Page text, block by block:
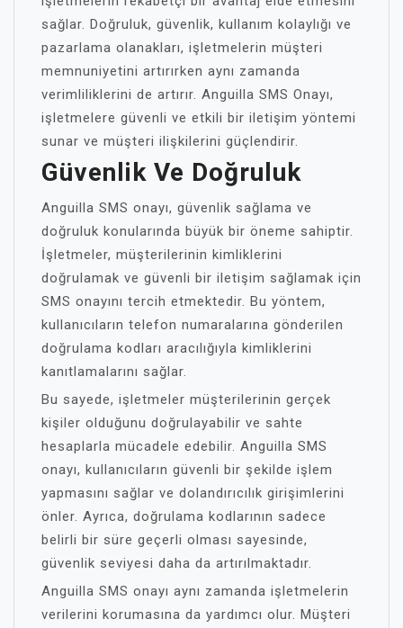
sağlar. Doğruluk, güvenlik, kullanım kolaylığı ve
pazarlama olanakları, işletmelerin müşteri
memnuniyetini artırırken aynı zamanda
verimliliklerini de artırır. Anguilla SMS Onayı,
işletmelere güvenli ve etkili bir iletişim yöntemi
sunar ve müşteri ilişkilerini güçlendirir.
Güvenlik Ve Doğruluk
Anguilla SMS onayı, güvenlik sağlama ve
doğruluk konularında büyük bir öneme sahiptir.
İşletmeler, müşterilerinin kimliklerini
doğrulamak ve güvenli bir iletişim sağlamak için
SMS onayını tercih etmektedir. Bu yöntem,
kullanıcıların telefon numaralarına gönderilen
doğrulama kodları aracılığıyla kimliklerini
kanıtlamalarını sağlar.
Bu sayede, işletmeler müşterilerinin gerçek
kişiler olduğunu doğrulayabilir ve sahte
hesaplarla mücadele edebilir. Anguilla SMS
onayı, kullanıcıların güvenli bir şekilde işlem
yapmasını sağlar ve dolandırıcılık girişimlerini
önler. Ayrıca, doğrulama kodlarının sadece
belirli bir süre geçerli olması sayesinde,
güvenlik seviyesi daha da artırılmaktadır.
Anguilla SMS onayı aynı zamanda işletmelerin
verilerini korumasına da yardımcı olur. Müşteri